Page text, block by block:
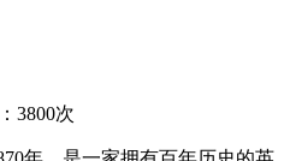
3800次